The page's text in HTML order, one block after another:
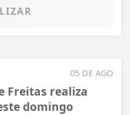
05 DE AGO
Freitas realiza
domingo